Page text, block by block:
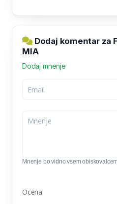
Dodaj komentar za
MIA
Dodaj mnenje
Mnenje bo vidno vsem
Ocena